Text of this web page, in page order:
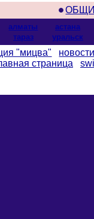
алматы
астана
тараз уральск
"мицва"
страница